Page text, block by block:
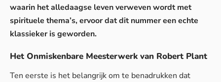
waarin het alledaagse leven verweven wordt met
spirituele thema’s, ervoor dat dit nummer een echte
klassieker is geworden.
Het Onmiskenbare Meesterwerk van Robert Plant
Ten eerste is het belangrijk om te benadrukken dat